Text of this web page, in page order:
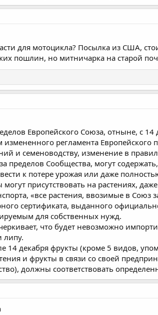
для мотоцикла? Посылка из США,
пошлин, но митничарка на старой
Европейского Союза, отныне, с
регламента Европейского
и семеноводству, изменение в
пределов Сообщества, могут
к потере урожая или даже
присутствовать на растениях,
«все растения, ввозимые в Союз
сертификата, выданного
для собственных нужд.
что будет невозможно
липу.
14 декабря фрукты (кроме 5 видов,
и фрукты в связи со своей
должны соответствовать